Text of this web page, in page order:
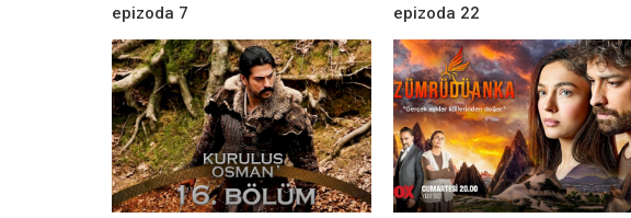
epizoda 7
epizoda 22